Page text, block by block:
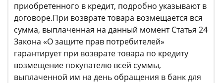
приобретенного в кредит, подробно указывают в
договоре.При возврате товара возмещается вся
сумма, выплаченная на данный момент Статья 24
Закона «О защите прав потребителей»
гарантирует при возврате товара по кредиту
возмещение покупателю всей суммы,
выплаченной им на день обращения в банк для